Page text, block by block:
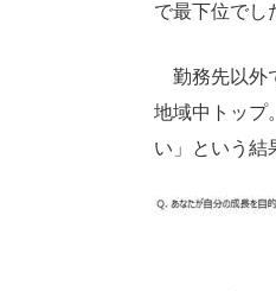
で最下位でし
勤務先以外
地域中トップ
い」という結